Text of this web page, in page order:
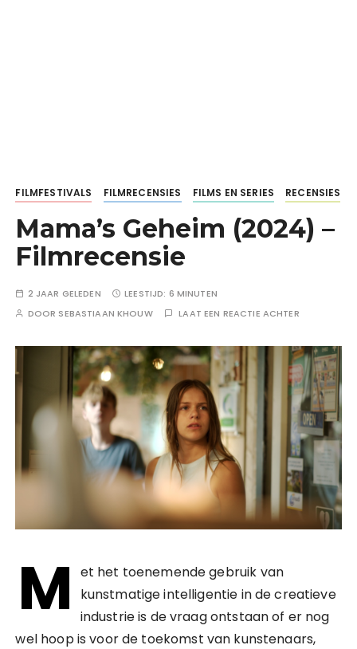
FILMFESTIVALS FILMRECENSIES FILMS EN SERIES RECENSIES
Mama’s Geheim (2024) –
Filmrecensie
2 JAAR GELEDEN LEESTIJD: 6 MINUTEN
DOOR SEBASTIAAN KHOUW LAAT EEN REACTIE ACHTER
M
et het toenemende gebruik van
kunstmatige intelligentie in de creatieve
industrie is de vraag ontstaan of er nog
wel hoop is voor de toekomst van kunstenaars,